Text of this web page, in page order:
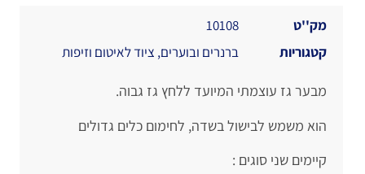
מק''ט
10108
קטגוריות
ברנרים ובוערים, ציוד לאיטום וזיפות
מבער גז עוצמתי המיועד ללחץ גז גבוה.
הוא משמש לבישול בשדה, לחימום כלים גדולים
קיימים שני סוגים :